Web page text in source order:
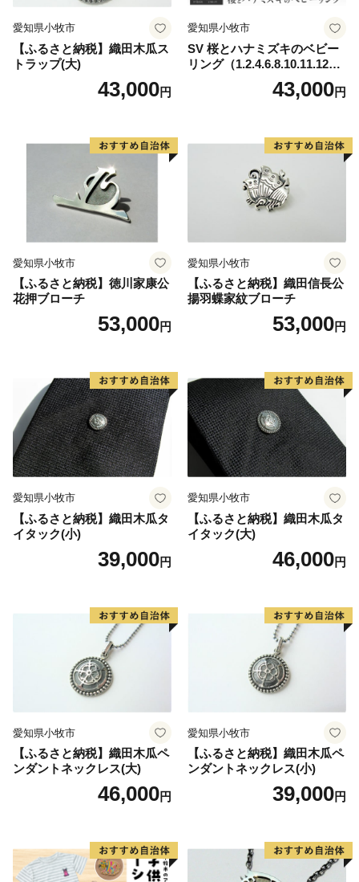
愛知県小牧市
【ふるさと納税】織田木瓜ス
トラップ(大)
43,000円
愛知県小牧市
SV 桜とハナミズキのベビー
リング（1.2.4.6.8.10.11.12
43,000円
愛知県小牧市
【ふるさと納税】徳川家康公
花押ブローチ
53,000円
愛知県小牧市
【ふるさと納税】織田信長公
揚羽蝶家紋ブローチ
53,000円
愛知県小牧市
【ふるさと納税】織田木瓜タ
イタック(小)
39,000円
愛知県小牧市
【ふるさと納税】織田木瓜タ
イタック(大)
46,000円
愛知県小牧市
【ふるさと納税】織田木瓜ペ
ンダントネックレス(大)
46,000円
愛知県小牧市
【ふるさと納税】織田木瓜ペ
ンダントネックレス(小)
39,000円